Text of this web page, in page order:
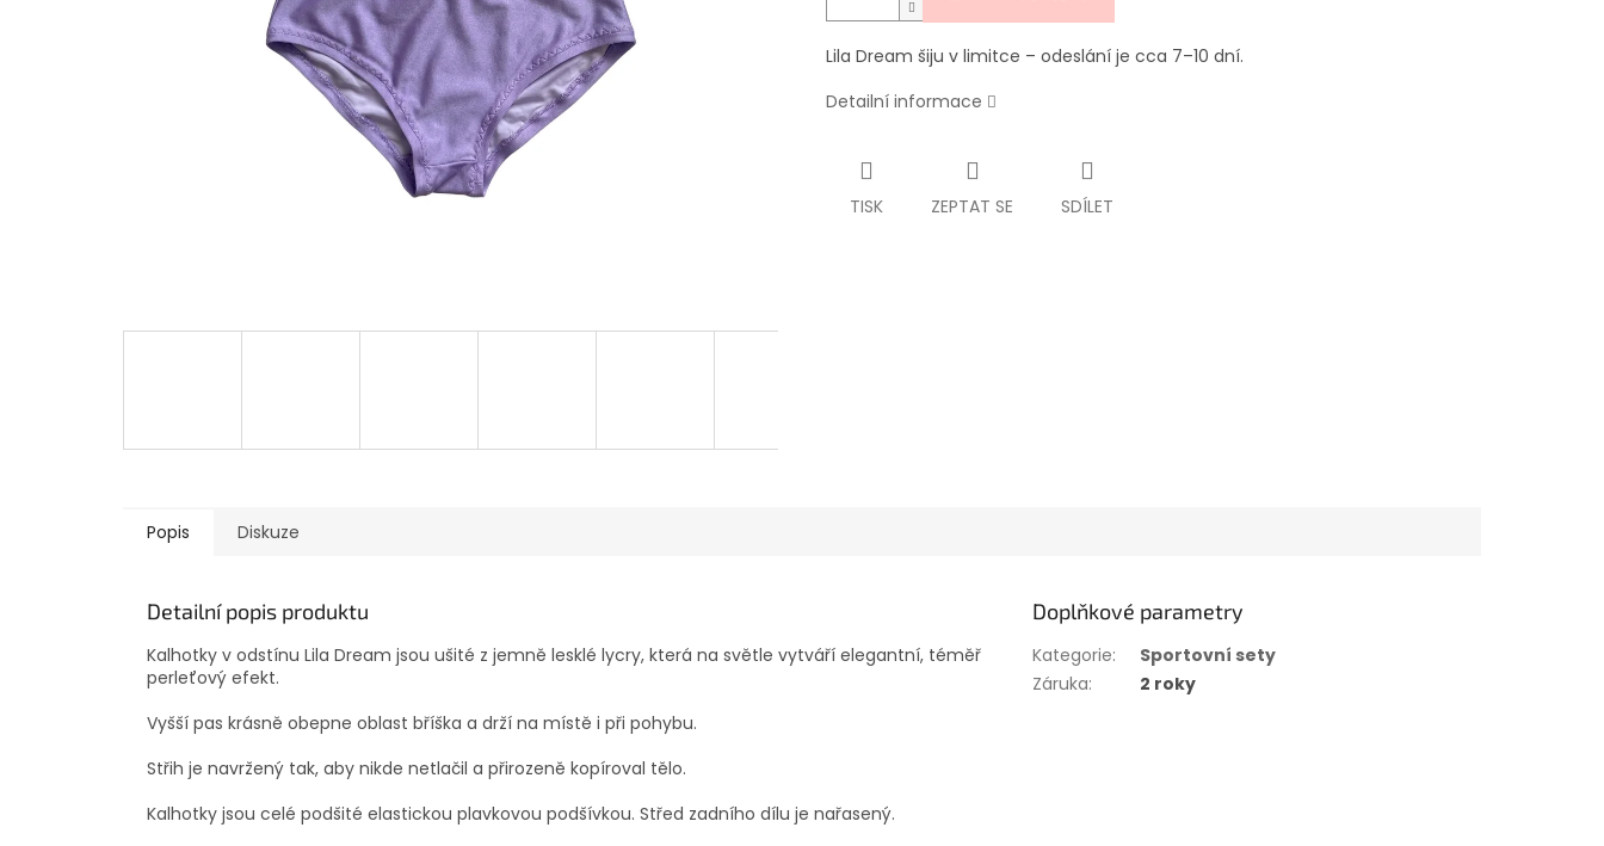
Lila Dream šiju v limitce – odeslání je cca 7–10 dní.
Detailní informace
TISK ZEPTAT SE SDÍLET
Popis Diskuze
Detailní popis produktu
Kalhotky v odstínu Lila Dream jsou ušité z jemně lesklé lycry, která na světle vytváří elegantní, téměř
perleťový efekt.
Vyšší pas krásně obepne oblast bříška a drží na místě i při pohybu.
Střih je navržený tak, aby nikde netlačil a přirozeně kopíroval tělo.
Kalhotky jsou celé podšité elastickou plavkovou podšívkou. Střed zadního dílu je nařasený.
Doplňkové parametry
Kategorie:
Sportovní sety
Záruka: 2 roky